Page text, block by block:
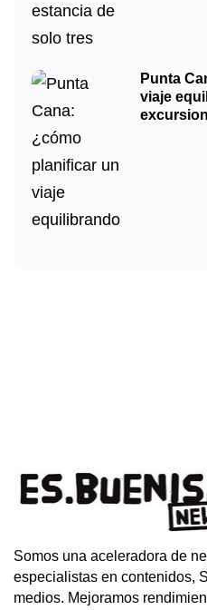
Punta
viaje
Somos una aceleradora de
especialistas en contenidos,
medios. Mejoramos